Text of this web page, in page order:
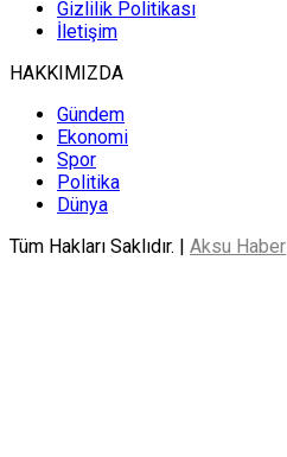
Gizlilik Politikası
İletişim
HAKKIMIZDA
Gündem
Ekonomi
Spor
Politika
Dünya
Tüm Hakları Saklıdır. | Aksu Haber